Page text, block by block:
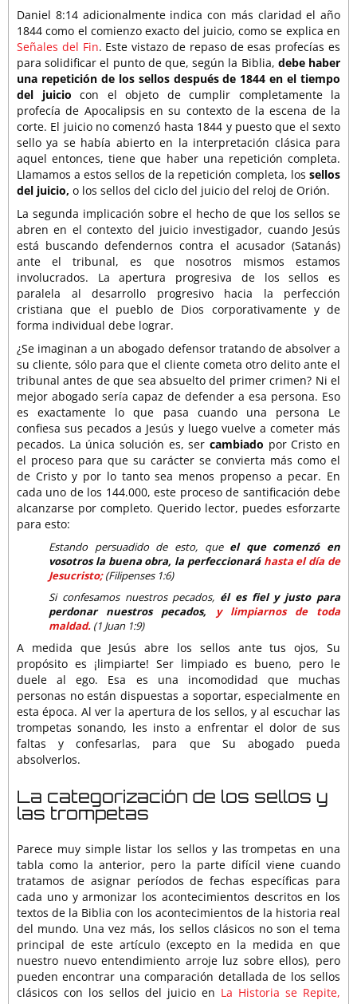
Daniel 8:14 adicionalmente indica con más claridad el año
1844 como el comienzo exacto del juicio, como se explica en
Señales del Fin. Este vistazo de repaso de esas profecías es
para solidificar el punto de que, según la Biblia, debe haber
una repetición de los sellos después de 1844 en el tiempo
del juicio con el objeto de cumplir completamente la
profecía de Apocalipsis en su contexto de la escena de la
corte. El juicio no comenzó hasta 1844 y puesto que el sexto
sello ya se había abierto en la interpretación clásica para
aquel entonces, tiene que haber una repetición completa.
Llamamos a estos sellos de la repetición completa, los sellos
del juicio, o los sellos del ciclo del juicio del reloj de Orión.
La segunda implicación sobre el hecho de que los sellos se
abren en el contexto del juicio investigador, cuando Jesús
está buscando defendernos contra el acusador (Satanás)
ante el tribunal, es que nosotros mismos estamos
involucrados. La apertura progresiva de los sellos es
paralela al desarrollo progresivo hacia la perfección
cristiana que el pueblo de Dios corporativamente y de
forma individual debe lograr.
¿Se imaginan a un abogado defensor tratando de absolver a
su cliente, sólo para que el cliente cometa otro delito ante el
tribunal antes de que sea absuelto del primer crimen? Ni el
mejor abogado sería capaz de defender a esa persona. Eso
es exactamente lo que pasa cuando una persona Le
confiesa sus pecados a Jesús y luego vuelve a cometer más
pecados. La única solución es, ser cambiado por Cristo en
el proceso para que su carácter se convierta más como el
de Cristo y por lo tanto sea menos propenso a pecar. En
cada uno de los 144.000, este proceso de santificación debe
alcanzarse por completo. Querido lector, puedes esforzarte
para esto:
Estando persuadido de esto, que el que comenzó en
vosotros la buena obra, la perfeccionará hasta el día de
Jesucristo;(Filipenses 1:6)
Si confesamos nuestros pecados, él es fiel y justo para
perdonar nuestros pecados, y limpiarnos de toda
maldad. (1 Juan 1:9)
A medida que Jesús abre los sellos ante tus ojos, Su
propósito es ¡limpiarte! Ser limpiado es bueno, pero le
duele al ego. Esa es una incomodidad que muchas
personas no están dispuestas a soportar, especialmente en
esta época. Al ver la apertura de los sellos, y al escuchar las
trompetas sonando, les insto a enfrentar el dolor de sus
faltas y confesarlas, para que Su abogado pueda
absolverlos.
La categorización de los sellos y
las trompetas
Parece muy simple listar los sellos y las trompetas en una
tabla como la anterior, pero la parte difícil viene cuando
tratamos de asignar períodos de fechas específicas para
cada uno y armonizar los acontecimientos descritos en los
textos de la Biblia con los acontecimientos de la historia real
del mundo. Una vez más, los sellos clásicos no son el tema
principal de este artículo (excepto en la medida en que
nuestro nuevo entendimiento arroje luz sobre ellos), pero
pueden encontrar una comparación detallada de los sellos
clásicos con los sellos del juicio en La Historia se Repite,